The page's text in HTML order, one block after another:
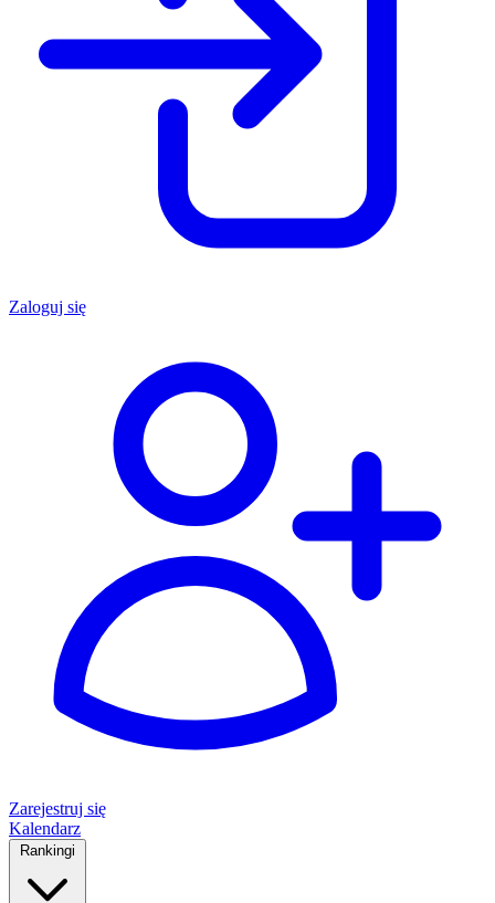
Zaloguj się
Zarejestruj się
Kalendarz
Rankingi